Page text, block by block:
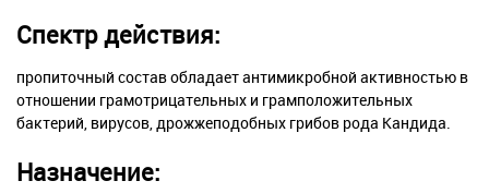
Спектр действия:
пропиточный состав обладает антимикробной активностью в
отношении грамотрицательных и грамположительных
бактерий, вирусов, дрожжеподобных грибов рода Кандида.
Назначение: